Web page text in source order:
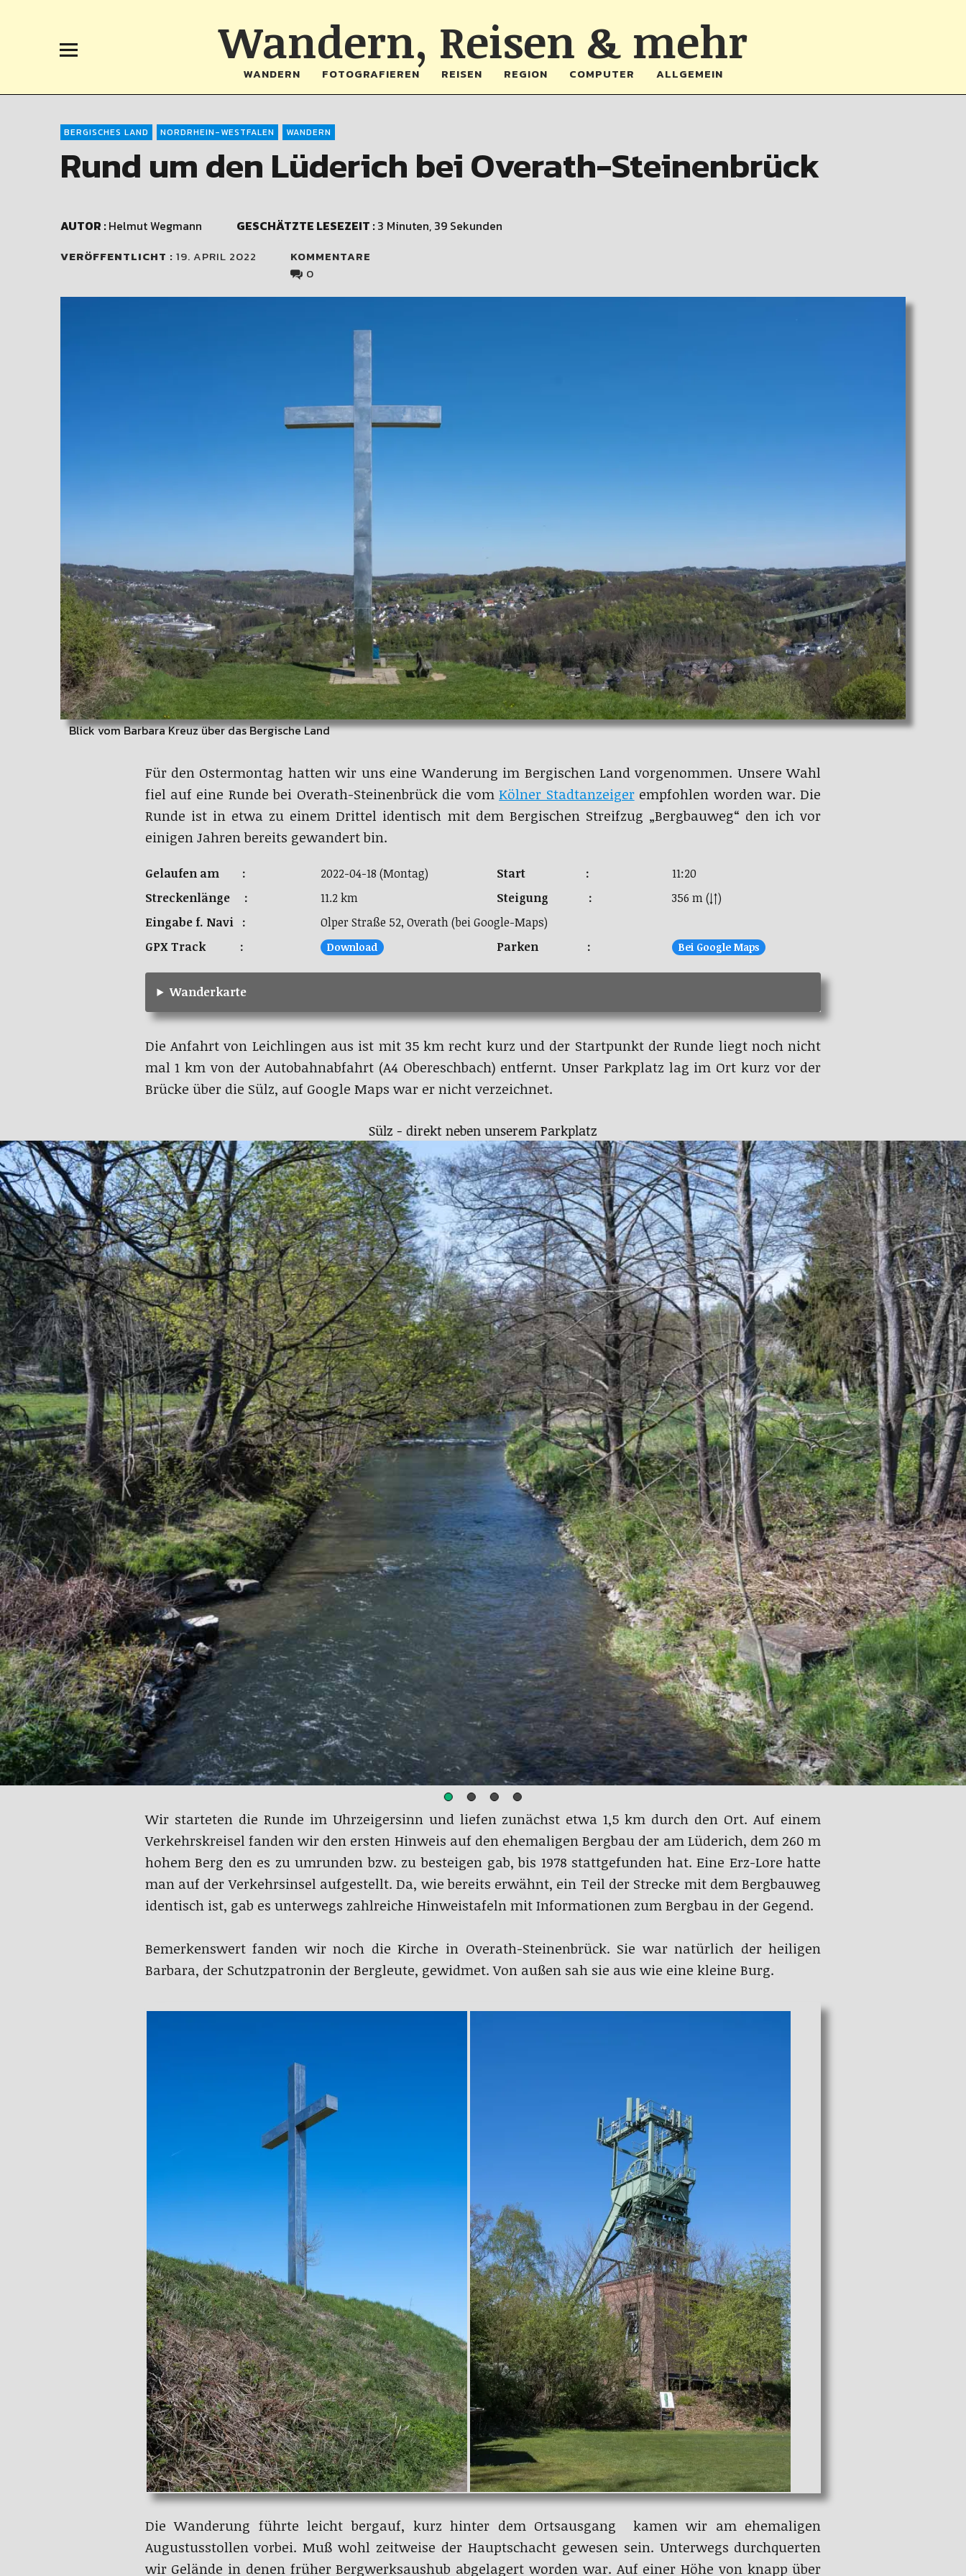
Wandern, Reisen & mehr
WANDERN FOTOGRAFIEREN REISEN REGION COMPUTER ALLGEMEIN
BERGISCHES LAND NORDRHEIN-WESTFALEN WANDERN
Rund um den Lüderich bei Overath-Steinenbrück
AUTOR :Helmut Wegmann GESCHÄTZTE LESEZEIT :3 Minuten, 39 Sekunden
VERÖFFENTLICHT : 19. APRIL 2022
KOMMENTARE
0
Blick vom Barbara Kreuz über das Bergische Land
Für den Ostermontag hatten wir uns eine Wanderung im Bergischen Land vorgenommen. Unsere Wahl
fiel auf eine Runde bei Overath-Steinenbrück die vomKölner Stadtanzeigerempfohlen worden war. Die
Runde ist in etwa zu einem Drittel identisch mit dem Bergischen Streifzug „Bergbauweg“ den ich vor
einigen Jahren bereits gewandert bin.
Gelaufen am : 2022-04-18 (Montag) Start :
11:20
Streckenlänge :
11.2 km Steigung :
356 m (↓↑)
Eingabe f. Navi :
Olper Straße 52, Overath (bei Google-Maps)
GPX Track :
Download Parken : Bei Google Maps
Wanderkarte
Die Anfahrt von Leichlingen aus ist mit 35 km recht kurz und der Startpunkt der Runde liegt noch nicht
mal 1 km von der Autobahnabfahrt (A4 Obereschbach) entfernt. Unser Parkplatz lag im Ort kurz vor der
Brücke über die Sülz, auf Google Maps war er nicht verzeichnet.
Lore der Grübe Lüderich auf einer Verkehrskreisel in Overath-Steinenbrück
Wir starteten die Runde im Uhrzeigersinn und liefen zunächst etwa 1,5 km durch den Ort. Auf einem
Verkehrskreisel fanden wir den ersten Hinweis auf den ehemaligen Bergbau der am Lüderich, dem 260 m
hohem Berg den es zu umrunden bzw. zu besteigen gab, bis 1978 stattgefunden hat. Eine Erz-Lore hatte
man auf der Verkehrsinsel aufgestellt. Da, wie bereits erwähnt, ein Teil der Strecke mit dem Bergbauweg
identisch ist, gab es unterwegs zahlreiche Hinweistafeln mit Informationen zum Bergbau in der Gegend.
Bemerkenswert fanden wir noch die Kirche in Overath-Steinenbrück. Sie war natürlich der heiligen
Barbara, der Schutzpatronin der Bergleute, gewidmet. Von außen sah sie aus wie eine kleine Burg.
Die Wanderung führte leicht bergauf, kurz hinter dem Ortsausgang kamen wir am ehemaligen
Augustusstollen vorbei. Muß wohl zeitweise der Hauptschacht gewesen sein. Unterwegs durchquerten
wir Gelände in denen früher Bergwerksaushub abgelagert worden war. Auf einer Höhe von knapp über